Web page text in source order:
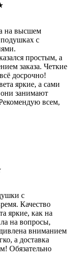
на высшем
с
простым, а
заказа. Четкие
досрочно!
яркие, а сами
занимают
всем,
с
Качество
яркие, как на
на вопросы,
вниманием
а доставка
Обязательно